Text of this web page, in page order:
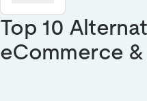
Top 10
eCommerce &